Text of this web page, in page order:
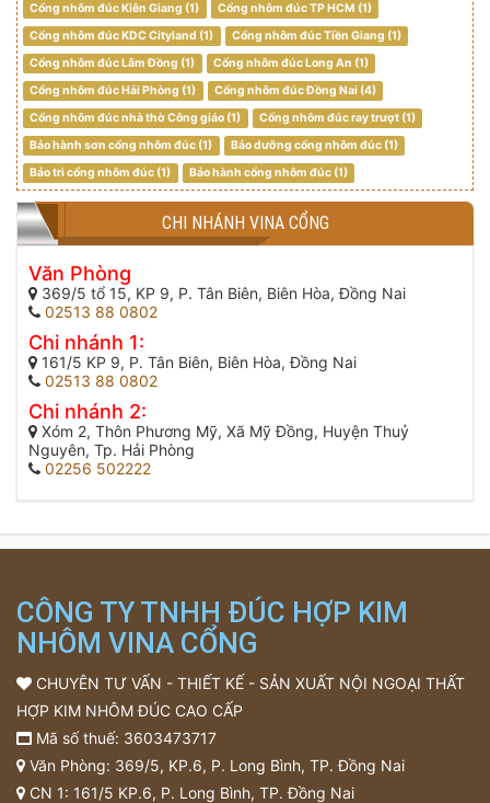
Cổng nhôm đúc Kiên Giang (1)
Cổng nhôm đúc TP HCM (1)
Cổng nhôm đúc KDC Cityland (1)
Cổng nhôm đúc Tiền Giang (1)
Cổng nhôm đúc Lâm Đồng (1)
Cổng nhôm đúc Long An (1)
Cổng nhôm đúc Hải Phòng (1)
Cổng nhôm đúc Đồng Nai (4)
Cổng nhôm đúc nhà thờ Công giáo (1)
Cổng nhôm đúc ray trượt (1)
Bảo hành sơn cổng nhôm đúc (1)
Bảo dưỡng cổng nhôm đúc (1)
Bảo trì cổng nhôm đúc (1)
Bảo hành cổng nhôm đúc (1)
CHI NHÁNH VINA CỔNG
Văn Phòng
369/5 tổ 15, KP 9, P. Tân Biên, Biên Hòa, Đồng Nai
02513 88 0802
Chi nhánh 1:
161/5 KP 9, P. Tân Biên, Biên Hòa, Đồng Nai
02513 88 0802
Chi nhánh 2:
Xóm 2, Thôn Phương Mỹ, Xã Mỹ Đồng, Huyện Thuỷ
Nguyên, Tp. Hải Phòng
02256 502222
CÔNG TY TNHH ĐÚC HỢP KIM
NHÔM VINA CỔNG
CHUYÊN TƯ VẤN - THIẾT KẾ - SẢN XUẤT NỘI NGOẠI THẤT
HỢP KIM NHÔM ĐÚC CAO CẤP
Mã số thuế: 3603473717
Văn Phòng: 369/5, KP.6, P. Long Bình, TP. Đồng Nai
CN 1: 161/5 KP.6, P. Long Bình, TP. Đồng Nai